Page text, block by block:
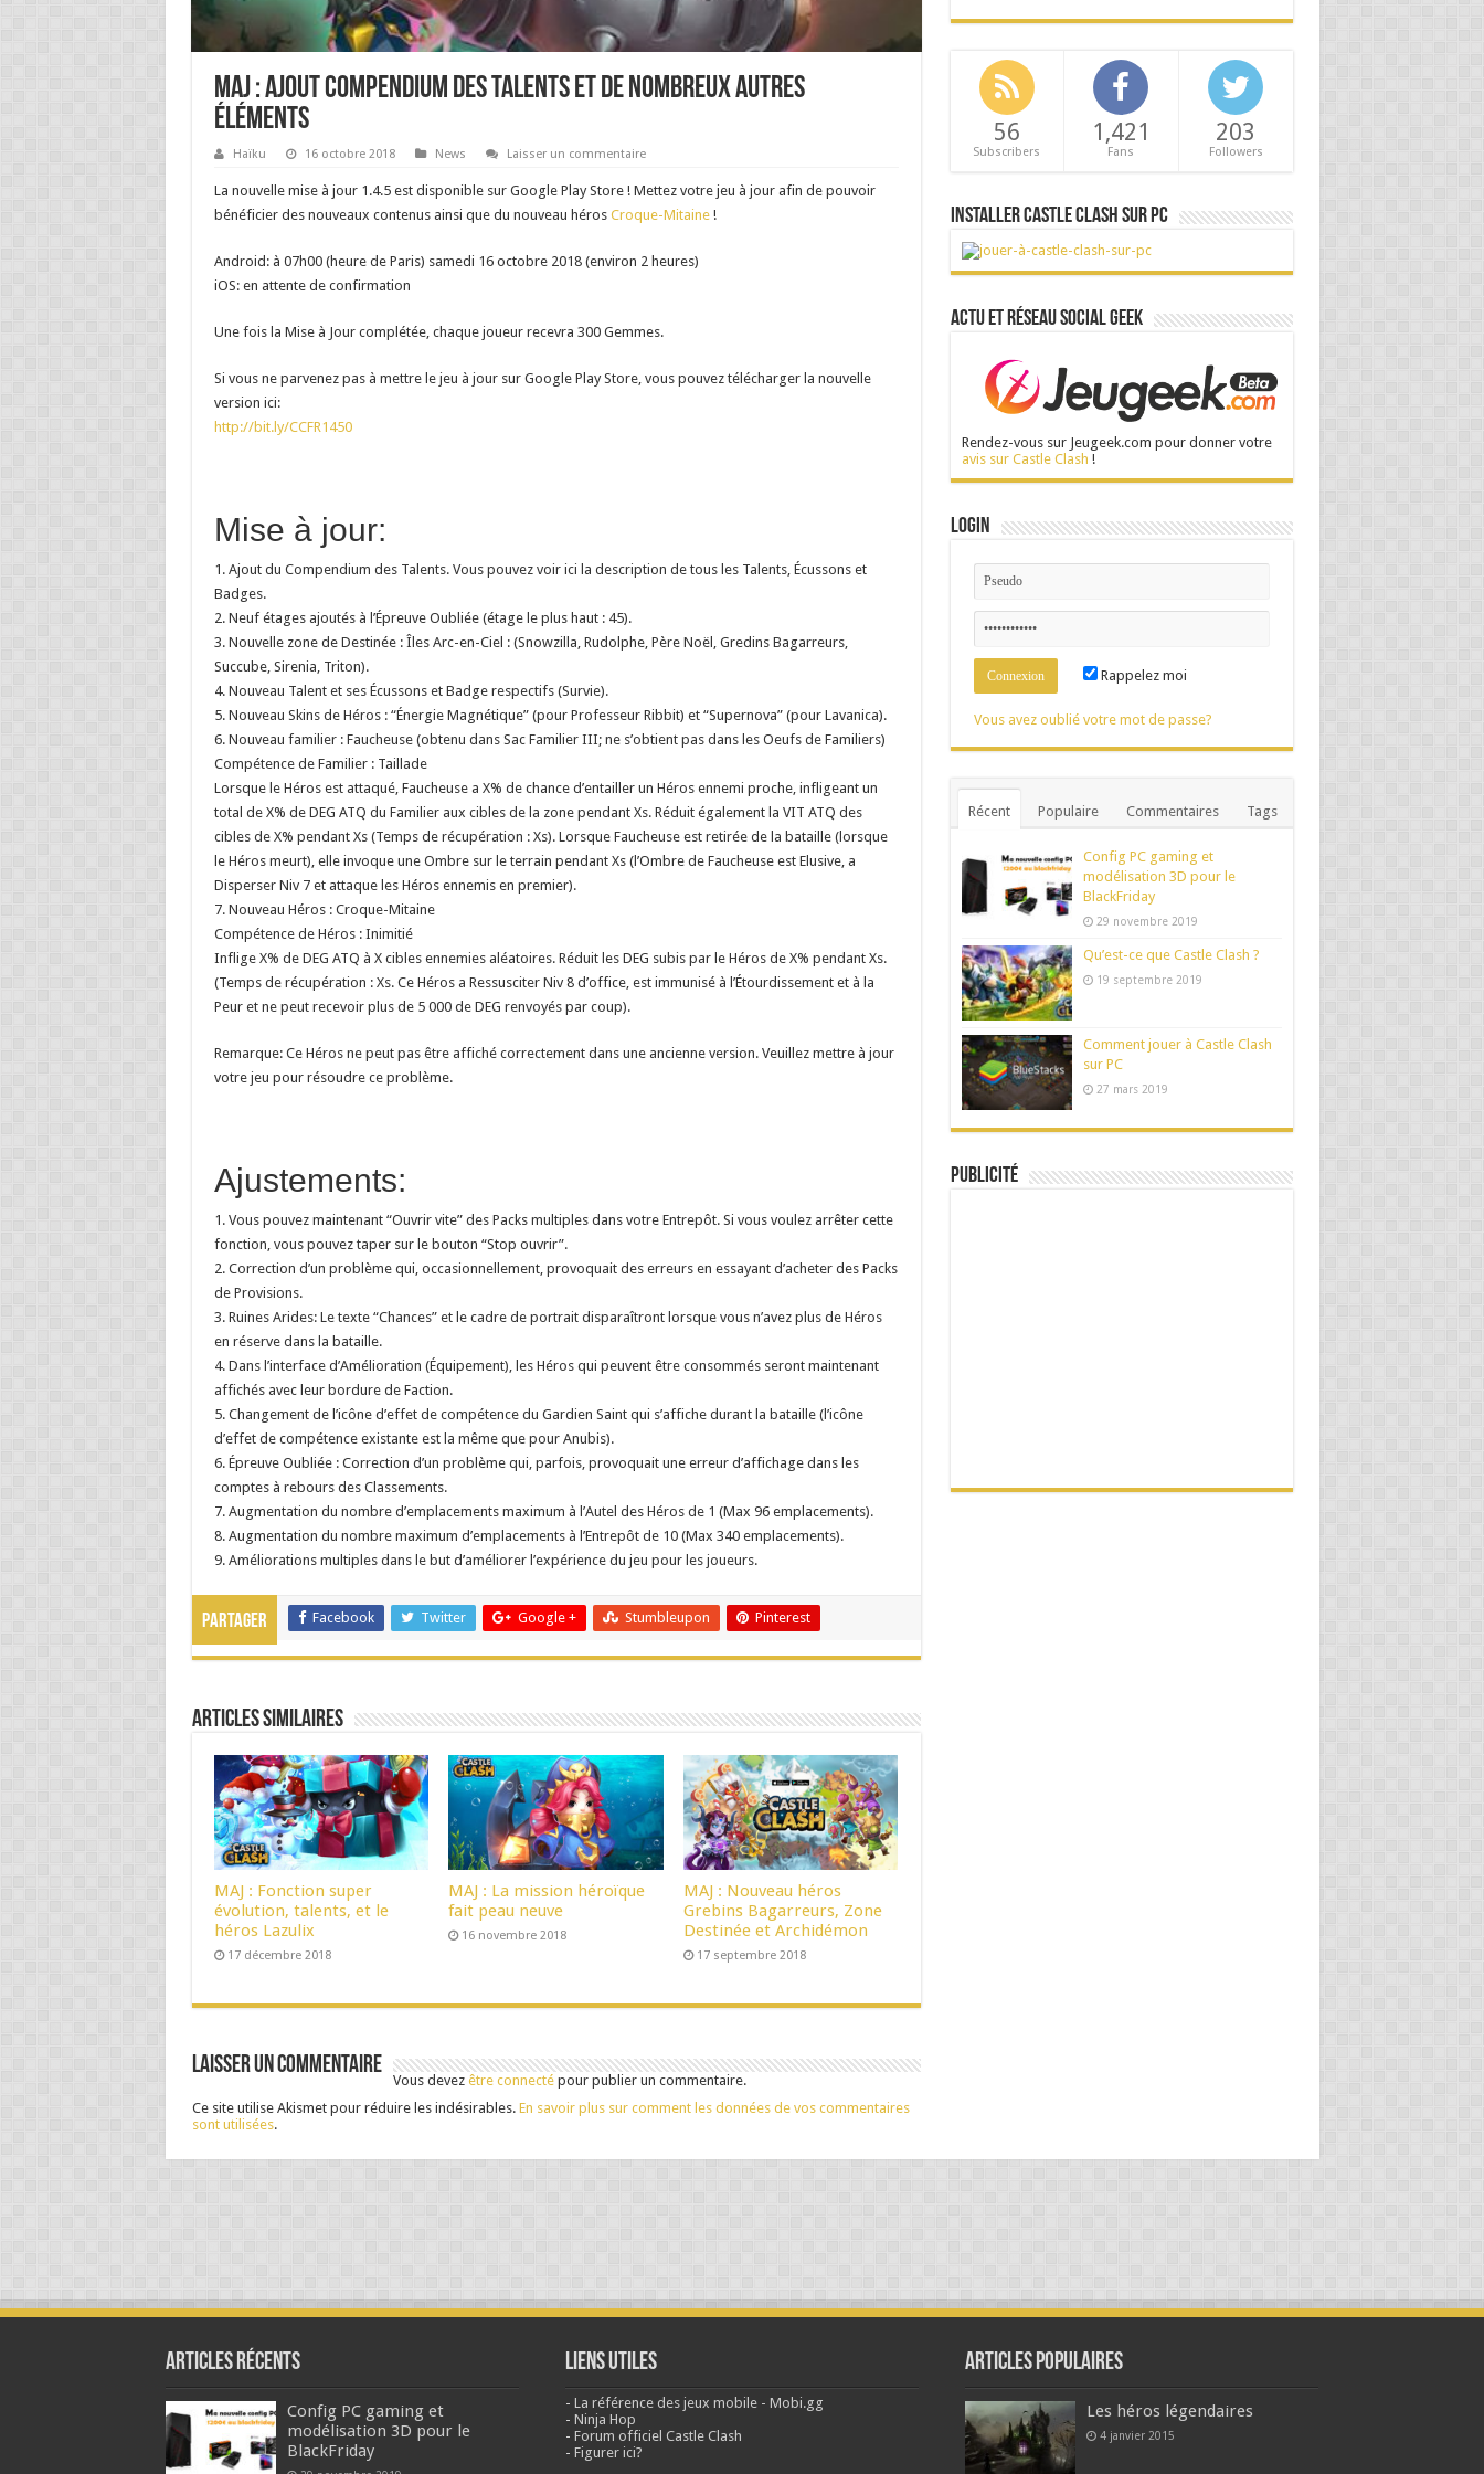
MAJ : Ajout Compendium des Talents et de nombreux autres
éléments
Haïku 16 octobre 2018 News Laisser un commentaire
La nouvelle mise à jour 1.4.5 est disponible sur Google Play Store ! Mettez votre jeu à jour afin de pouvoir
bénéficier des nouveaux contenus ainsi que du nouveau héros Croque-Mitaine!
Android: à 07h00 (heure de Paris) samedi 16 octobre 2018 (environ 2 heures)
iOS: en attente de confirmation
Une fois la Mise à Jour complétée, chaque joueur recevra 300 Gemmes.
Si vous ne parvenez pas à mettre le jeu à jour sur Google Play Store, vous pouvez télécharger la nouvelle
version ici:
http://bit.ly/CCFR1450
Mise à jour:
1. Ajout du Compendium des Talents. Vous pouvez voir ici la description de tous les Talents, Écussons et
Badges.
2. Neuf étages ajoutés à l’Épreuve Oubliée (étage le plus haut : 45).
3. Nouvelle zone de Destinée : Îles Arc-en-Ciel : (Snowzilla, Rudolphe, Père Noël, Gredins Bagarreurs,
Succube, Sirenia, Triton).
4. Nouveau Talent et ses Écussons et Badge respectifs (Survie).
5. Nouveau Skins de Héros : “Énergie Magnétique” (pour Professeur Ribbit) et “Supernova” (pour Lavanica).
6. Nouveau familier : Faucheuse (obtenu dans Sac Familier III; ne s’obtient pas dans les Oeufs de Familiers)
Compétence de Familier : Taillade
Lorsque le Héros est attaqué, Faucheuse a X% de chance d’entailler un Héros ennemi proche, infligeant un
total de X% de DEG ATQ du Familier aux cibles de la zone pendant Xs. Réduit également la VIT ATQ des
cibles de X% pendant Xs (Temps de récupération : Xs). Lorsque Faucheuse est retirée de la bataille (lorsque
le Héros meurt), elle invoque une Ombre sur le terrain pendant Xs (l’Ombre de Faucheuse est Elusive, a
Disperser Niv 7 et attaque les Héros ennemis en premier).
7. Nouveau Héros : Croque-Mitaine
Compétence de Héros : Inimitié
Inflige X% de DEG ATQ à X cibles ennemies aléatoires. Réduit les DEG subis par le Héros de X% pendant Xs.
(Temps de récupération : Xs. Ce Héros a Ressusciter Niv 8 d’office, est immunisé à l’Étourdissement et à la
Peur et ne peut recevoir plus de 5 000 de DEG renvoyés par coup).
Remarque: Ce Héros ne peut pas être affiché correctement dans une ancienne version. Veuillez mettre à jour
votre jeu pour résoudre ce problème.
Ajustements:
1. Vous pouvez maintenant “Ouvrir vite” des Packs multiples dans votre Entrepôt. Si vous voulez arrêter cette
fonction, vous pouvez taper sur le bouton “Stop ouvrir”.
2. Correction d’un problème qui, occasionnellement, provoquait des erreurs en essayant d’acheter des Packs
de Provisions.
3. Ruines Arides: Le texte “Chances” et le cadre de portrait disparaîtront lorsque vous n’avez plus de Héros
en réserve dans la bataille.
4. Dans l’interface d’Amélioration (Équipement), les Héros qui peuvent être consommés seront maintenant
affichés avec leur bordure de Faction.
5. Changement de l’icône d’effet de compétence du Gardien Saint qui s’affiche durant la bataille (l’icône
d’effet de compétence existante est la même que pour Anubis).
6. Épreuve Oubliée : Correction d’un problème qui, parfois, provoquait une erreur d’affichage dans les
comptes à rebours des Classements.
7. Augmentation du nombre d’emplacements maximum à l’Autel des Héros de 1 (Max 96 emplacements).
8. Augmentation du nombre maximum d’emplacements à l’Entrepôt de 10 (Max 340 emplacements).
9. Améliorations multiples dans le but d’améliorer l’expérience du jeu pour les joueurs.
Partager Facebook Twitter Google + Stumbleupon Pinterest
Articles Similaires
MAJ : Fonction super
évolution, talents, et le
héros Lazulix
17 décembre 2018
MAJ : La mission héroïque
fait peau neuve
16 novembre 2018
MAJ : Nouveau héros
Grebins Bagarreurs, Zone
Destinée et Archidémon
17 septembre 2018
Laisser un commentaire
Vous devez être connectépour publier un commentaire.
Ce site utilise Akismet pour réduire les indésirables. En savoir plus sur comment les données de vos commentaires
sont utilisées.
56
Subscribers
1,421
Fans
203
Followers
Installer Castle Clash sur PC
Actu et réseau social Geek
Rendez-vous sur Jeugeek.com pour donner votre
avis sur Castle Clash !
Login
Rappelez moi
Vous avez oublié votre mot de passe?
Récent Populaire Commentaires Tags
Config PC gaming et
modélisation 3D pour le
BlackFriday
29 novembre 2019
Qu’est-ce que Castle Clash ?
19 septembre 2019
Comment jouer à Castle Clash
sur PC
27 mars 2019
Publicité
Articles Récents
Config PC gaming et
modélisation 3D pour le
BlackFriday
Liens Utiles
- La référence des jeux mobile - Mobi.gg
- Ninja Hop
- Forum officiel Castle Clash
- Figurer ici?
Articles populaires
Les héros légendaires
4 janvier 2015